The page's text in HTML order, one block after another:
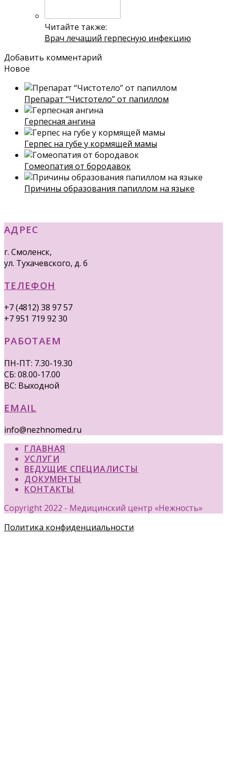
Читайте также:
Врач лечаший герпесную инфекцию
Добавить комментарий
Новое
Препарат “Чистотело” от папиллом
Герпесная ангина
Герпес на губе у кормящей мамы
Гомеопатия от бородавок
Причины образования папиллом на языке
АДРЕС
г. Смоленск,
ул. Тухачевского, д. 6
ТЕЛЕФОН
+7 (4812) 38 97 57
+7 951 719 92 30
РАБОТАЕМ
ПН-ПТ: 7.30-19.30
СБ: 08.00-17.00
ВС: Выходной
EMAIL
info@nezhnomed.ru
ГЛАВНАЯ
УСЛУГИ
ВЕДУЩИЕ СПЕЦИАЛИСТЫ
ДОКУМЕНТЫ
КОНТАКТЫ
Copyright 2022 - Медицинский центр «Нежность»
Политика конфиденциальности